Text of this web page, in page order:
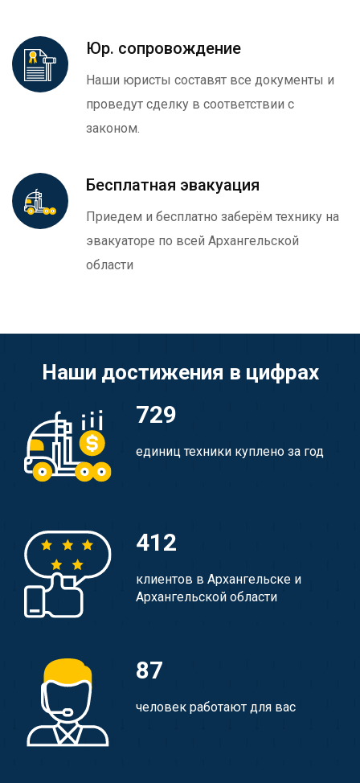
Юр. сопровождение
Наши юристы составят все документы и
проведут сделку в соответствии с
законом.
Бесплатная эвакуация
Приедем и бесплатно заберём технику на
эвакуаторе по всей Архангельской
области
Наши достижения в цифрах
729
единиц техники куплено за год
412
клиентов в Архангельске и
Архангельской области
87
человек работают для вас